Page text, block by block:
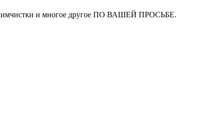
химчистки и многое другое ПО ВАШЕЙ ПРОСЬБЕ.